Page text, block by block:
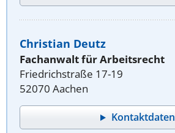
Christian Deutz
Fachanwalt für Arbeitsrecht
Friedrichstraße 17-19
52070 Aachen
Kontaktdaten